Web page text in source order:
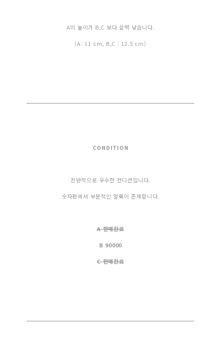
A의 높이가 B,C 보다 살짝 낮습니다.
(A: 11 cm, B,C : 12.5 cm)
CONDITION
전반적으로 우수한 컨디션입니다.
숫자판에서 부분적인 얼룩이 존재합니다.
A 판매완료
B 90000
C 판매완료